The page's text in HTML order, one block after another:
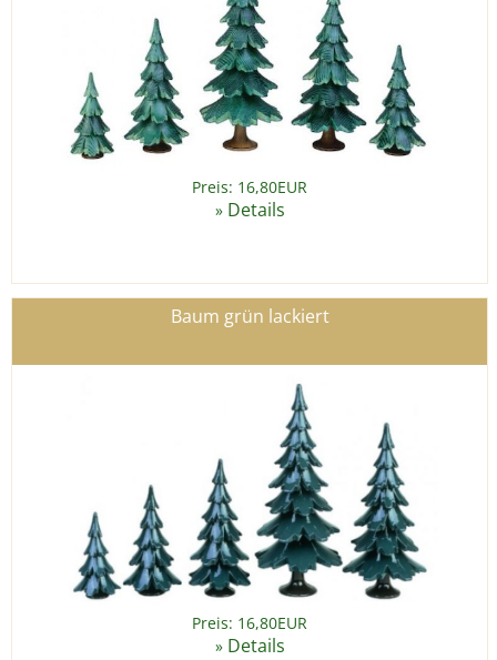
Preis: 16,80EUR
» Details
Baum grün lackiert
Preis: 16,80EUR
» Details